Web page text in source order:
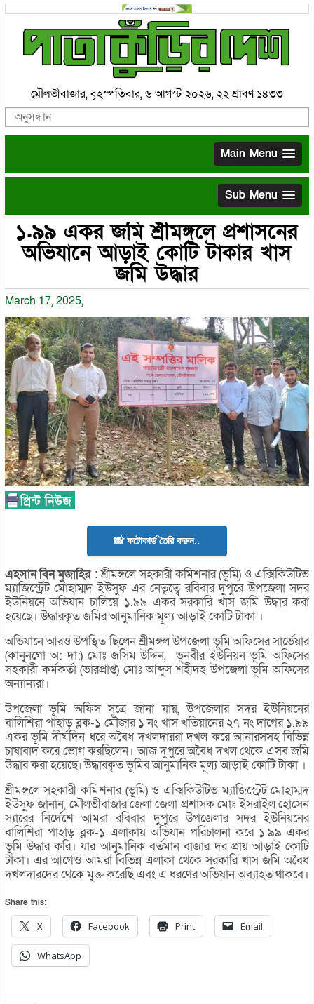
মৌলভীবাজার, বৃহস্পতিবার, ৬ আগস্ট ২০২৬, ২২ শ্রাবণ ১৪৩৩
Main Menu
Sub Menu
১.৯৯ একর জমি শ্রীমঙ্গলে প্রশাসনের
অভিযানে আড়াই কোটি টাকার খাস
জমি উদ্ধার
March 17, 2025,
📸 ফটোকার্ড তৈরি করুন..
এহসানবিনমুজাহির:শ্রীমঙ্গলে সহকারী কমিশনার (ভূমি) ও এক্সিকিউটিভ
ম্যাজিস্ট্রেট মোহাম্মদ ইউসুফ এর নেতৃত্বে রবিবার দুপুরে উপজেলা সদর
ইউনিয়নে অভিযান চালিয়ে ১.৯৯ একর সরকারি খাস জমি উদ্ধার করা
হয়েছে। উদ্ধারকৃত জমির আনুমানিক মূল্য আড়াই কোটি টাকা ।
অভিযানে আরও উপস্থিত ছিলেন শ্রীমঙ্গল উপজেলা ভূমি অফিসের সার্ভেয়ার
(কানুনগো অ: দা:) মোঃ জসিম উদ্দিন, ভূনবীর ইউনিয়ন ভূমি অফিসের
সহকারী কর্মকর্তা (ভারপ্রাপ্ত) মোঃ আব্দুস শহীদহ উপজেলা ভূমি অফিসের
অন্যান্যরা।
উপজেলা ভূমি অফিস সূত্রে জানা যায়, উপজেলার সদর ইউনিয়নের
বালিশিরা পাহাড় ব্লক-১ মৌজার ১ নং খাস খতিয়ানের ২৭ নং দাগের ১.৯৯
একর ভূমি দীর্ঘদিন ধরে অবৈধ দখলদাররা দখল করে আনারসসহ বিভিন্ন
চাষাবাদ করে ভোগ করছিলেন। আজ দুপুরে অবৈধ দখল থেকে এসব জমি
উদ্ধার করা হয়েছে৷ উদ্ধারকৃত ভূমির আনুমানিক মূল্য আড়াই কোটি টাকা ।
শ্রীমঙ্গলে সহকারী কমিশনার (ভূমি) ও এক্সিকিউটিভ ম্যাজিস্ট্রেট মোহাম্মদ
ইউসুফ জানান, মৌলভীবাজার জেলা জেলা প্রশাসক মোঃ ইসরাইল হোসেন
স্যারের নির্দেশে আমরা রবিবার দুপুরে উপজেলার সদর ইউনিয়নের
বালিশিরা পাহাড় ব্লক-১ এলাকায় অভিযান পরিচালনা করে ১.৯৯ একর
ভূমি উদ্ধার করি। যার আনুমানিক বর্তমান বাজার দর প্রায় আড়াই কোটি
টাকা। এর আগেও আমরা বিভিন্ন এলাকা থেকে সরকারি খাস জমি অবৈধ
দখলদারদের থেকে মুক্ত করেছি এবং এ ধরণের অভিযান অব্যাহত থাকবে।
Share this:
X Facebook Print Email
WhatsApp